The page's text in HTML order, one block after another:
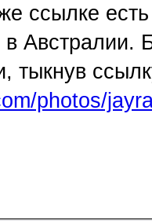
ссылке
тыкнув
photos/